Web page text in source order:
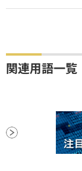
関連用語一覧